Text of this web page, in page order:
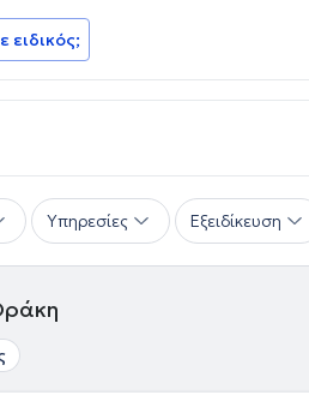
ειδικός;
Υπηρεσίες Εξειδίκευση